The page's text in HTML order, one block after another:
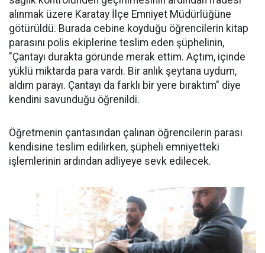
alınmak üzere Karatay İlçe Emniyet Müdürlüğüne
götürüldü. Burada cebine koyduğu öğrencilerin kitap
parasını polis ekiplerine teslim eden şüphelinin,
"Çantayı durakta göründe merak ettim. Açtım, içinde
yüklü miktarda para vardı. Bir anlık şeytana uydum,
aldım parayı. Çantayı da farklı bir yere bıraktım" diye
kendini savunduğu öğrenildi.
Öğretmenin çantasından çalınan öğrencilerin parası
kendisine teslim edilirken, şüpheli emniyetteki
işlemlerinin ardından adliyeye sevk edilecek.